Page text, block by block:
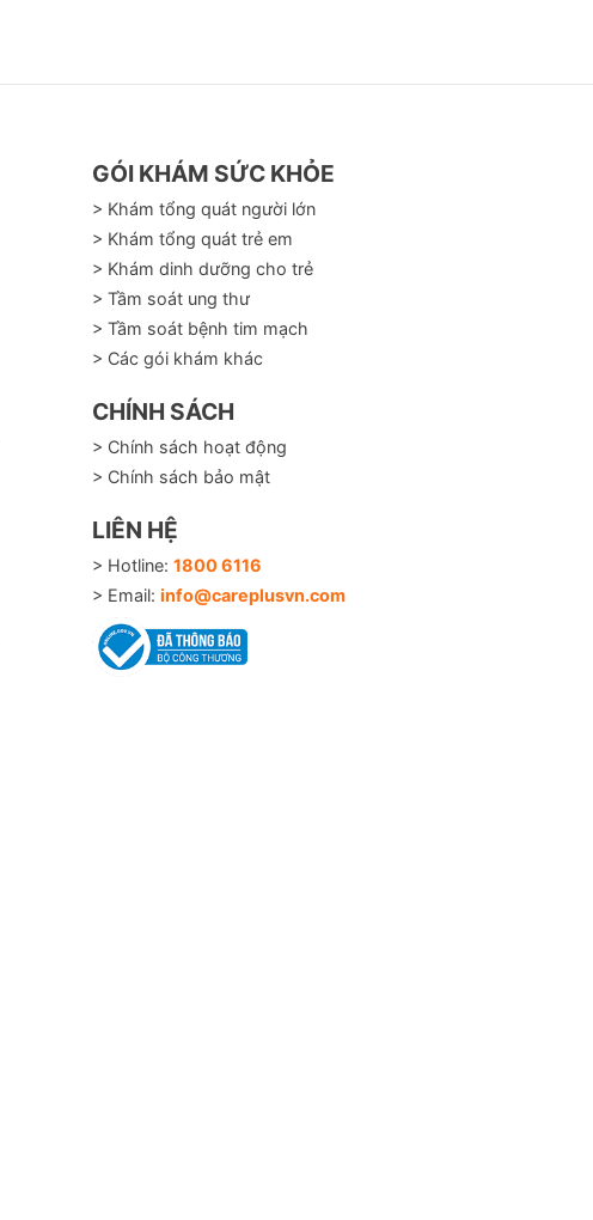
GÓI KHÁM SỨC KHỎE
> Khám tổng quát người lớn
> Khám tổng quát trẻ em
> Khám dinh dưỡng cho trẻ
> Tầm soát ung thư
> Tầm soát bệnh tim mạch
> Các gói khám khác
CHÍNH SÁCH
> Chính sách hoạt động
> Chính sách bảo mật
LIÊN HỆ
> Hotline: 1800 6116
> Email: info@careplusvn.com